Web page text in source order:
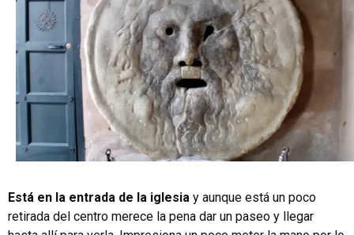
Está en la entrada de la iglesia y aunque está un poco
retirada del centro merece la pena dar un paseo y llegar